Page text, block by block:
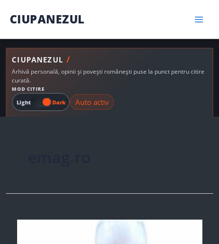
CIUPANEZUL
CIUPANEZUL /
Arhivă personală, opinii și povești românești puse la punct pentru citire
curată.
MOD CITIRE
Light Dark Auto activ